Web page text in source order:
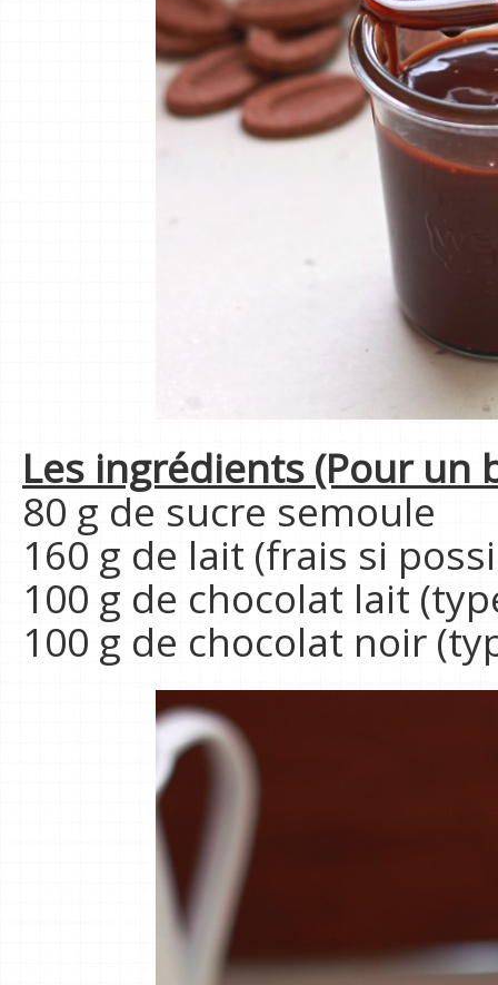
Les ingrédients (Pour un
80 g de sucre semoule
160 g de lait (frais si
100 g de chocolat lait
100 g de chocolat noir